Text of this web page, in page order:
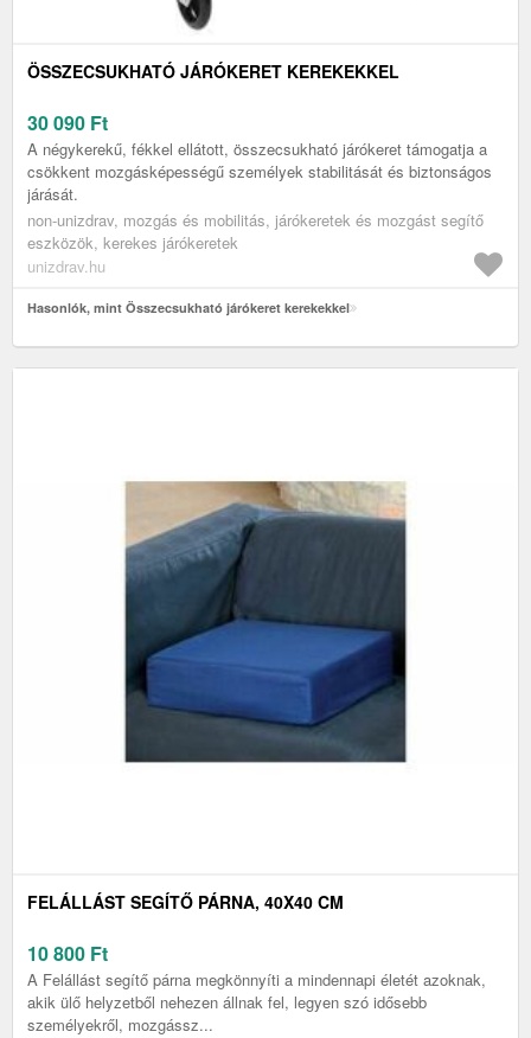
ÖSSZECSUKHATÓ JÁRÓKERET KEREKEKKEL
30 090 Ft
A négykerekű, fékkel ellátott, összecsukható járókeret támogatja a
csökkent mozgásképességű személyek stabilitását és biztonságos
járását.
non-unizdrav, mozgás és mobilitás, járókeretek és mozgást segítő
eszközök, kerekes járókeretek
unizdrav.hu
Hasonlók, mint Összecsukható járókeret kerekekkel
FELÁLLÁST SEGÍTŐ PÁRNA, 40X40 CM
10 800 Ft
A Felállást segítő párna megkönnyíti a mindennapi életét azoknak,
akik ülő helyzetből nehezen állnak fel, legyen szó idősebb
személyekről, mozgássz...